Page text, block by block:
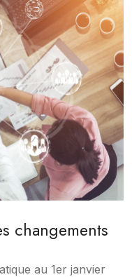
changements
au 1er janvier